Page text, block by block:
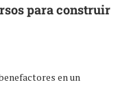
para construir
en un